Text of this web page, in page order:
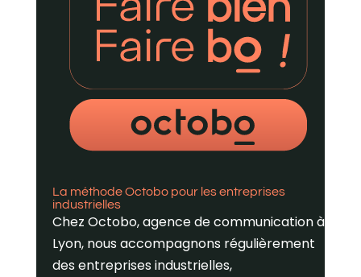
La méthode Octobo pour les entreprises
industrielles
Chez Octobo, agence de communication à
Lyon, nous accompagnons régulièrement
des entreprises industrielles,